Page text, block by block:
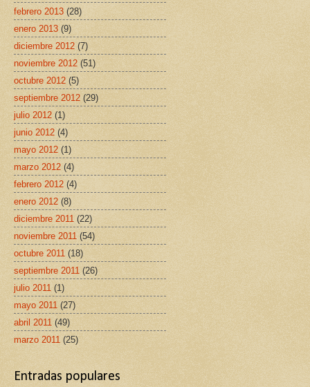
febrero 2013 (28)
enero 2013 (9)
diciembre 2012 (7)
noviembre 2012 (51)
octubre 2012 (5)
septiembre 2012 (29)
julio 2012 (1)
junio 2012 (4)
mayo 2012 (1)
marzo 2012 (4)
febrero 2012 (4)
enero 2012 (8)
diciembre 2011 (22)
noviembre 2011 (54)
octubre 2011 (18)
septiembre 2011 (26)
julio 2011 (1)
mayo 2011 (27)
abril 2011 (49)
marzo 2011 (25)
Entradas populares